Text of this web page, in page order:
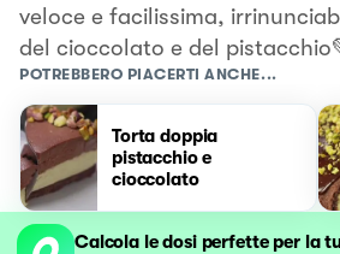
veloce e facilissima,
del cioccolato e del
POTREBBERO PIACERTI ANCHE...
Torta doppia
pistacchio e
cioccolato
Calcola le dosi perfette per la